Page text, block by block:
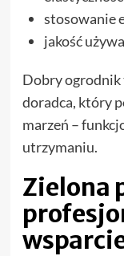
stosowanie
jakość
Dobry ogrodnik
doradca, który
marzeń –
utrzymaniu.
Zielona